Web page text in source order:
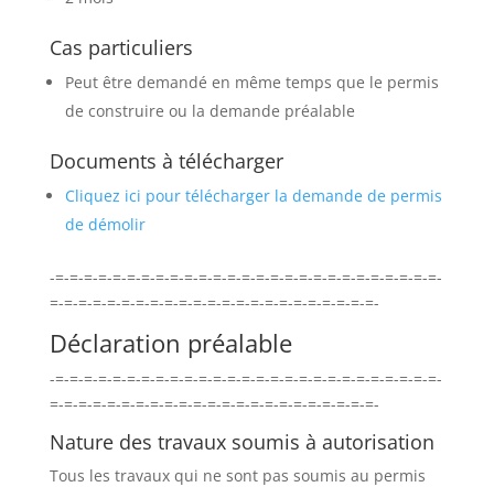
Cas particuliers
Peut être demandé en même temps que le permis
de construire ou la demande préalable
Documents à télécharger
Cliquez ici pour télécharger la demande de permis
de démolir
-=-=-=-=-=-=-=-=-=-=-=-=-=-=-=-=-=-=-=-=-=-=-=-=-=-=-=-
=-=-=-=-=-=-=-=-=-=-=-=-=-=-=-=-=-=-=-=-=-=-=-
Déclaration préalable
-=-=-=-=-=-=-=-=-=-=-=-=-=-=-=-=-=-=-=-=-=-=-=-=-=-=-=-
=-=-=-=-=-=-=-=-=-=-=-=-=-=-=-=-=-=-=-=-=-=-=-
Nature des travaux soumis à autorisation
Tous les travaux qui ne sont pas soumis au permis